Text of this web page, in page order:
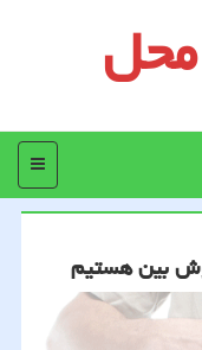
منو
بین هستیم